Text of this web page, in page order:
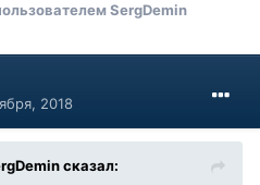
SergDemin
2018
сказал: